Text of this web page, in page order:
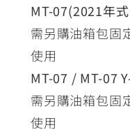
MT-07(2021年
需另購油箱包固
使用
MT-07 / MT-07
需另購油箱包固
使用